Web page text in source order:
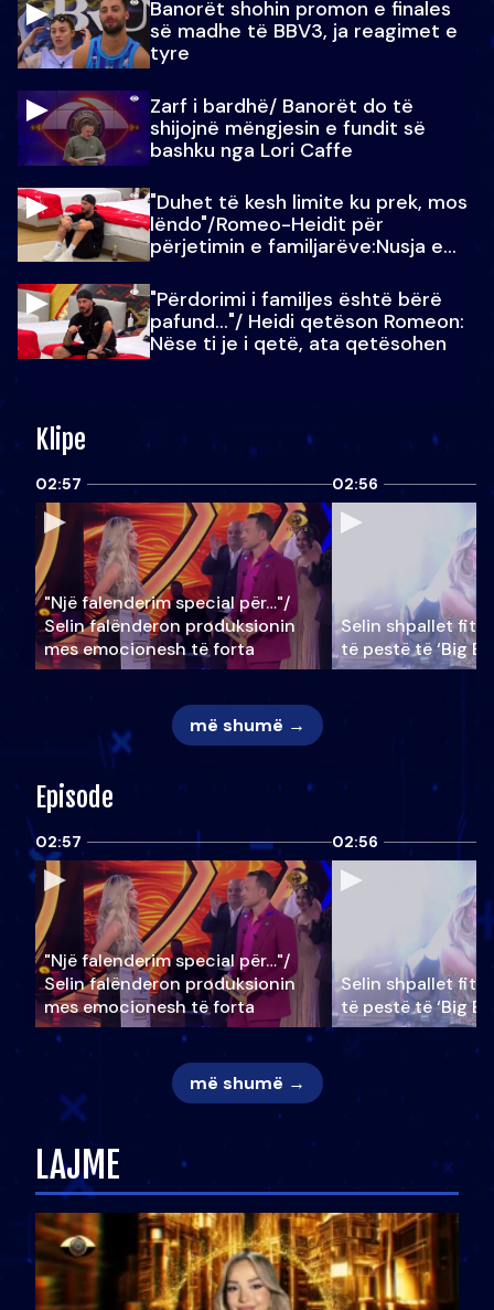
Banorët shohin promon e finales
së madhe të BBV3, ja reagimet e
tyre
Zarf i bardhë/ Banorët do të
shijojnë mëngjesin e fundit së
bashku nga Lori Caffe
"Duhet të kesh limite ku prek, mos
lëndo"/Romeo-Heidit për
përjetimin e familjarëve:Nusja e
"Përdorimi i familjes është bërë
pafund…"/ Heidi qetëson Romeon:
Nëse ti je i qetë, ata qetësohen
Klipe
02:57
"Një falenderim special për…"/
Selin falënderon produksionin
mes emocionesh të forta
02:56
Selin shpallet
të pestë të ‘Big
më shumë →
Episode
02:57
"Një falenderim special për…"/
Selin falënderon produksionin
mes emocionesh të forta
02:56
Selin shpallet
të pestë të ‘Big
më shumë →
LAJME